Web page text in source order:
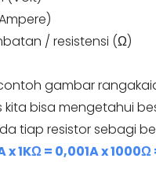
/ resistensi (Ω)
gambar
kita bisa mengetahui
tiap resistor sebagi
x 1KΩ = 0,001A x 1000Ω